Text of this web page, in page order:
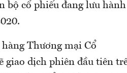
bộ cổ phiếu đang lưu hành
Thương mại Cổ
giao dịch phiên đầu tiên